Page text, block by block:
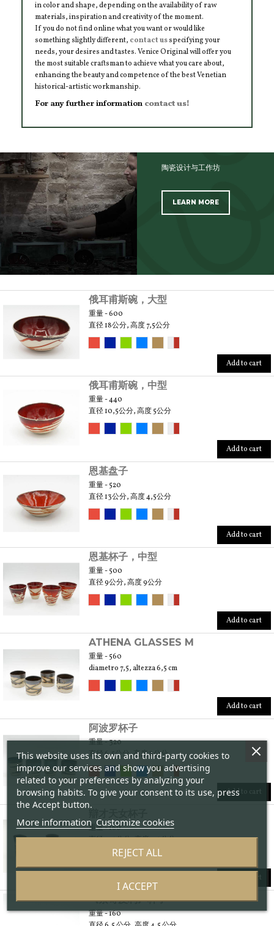
in color and shape, depending on the availability of raw
materials, inspiration and creativity of the moment.
If you do not find online what you want or would like
something slightly different, contact usspecifying your
needs, your desires and tastes. Venice Original will offer you
the most suitable craftsman to achieve what you care about,
enhancing the beauty and competence of the best Venetian
historical-artistic workmanship.
For any further information contact us!
陶瓷设计与工作坊
LEARN MORE
俄耳甫斯碗，大型
重量 - 600
直径 18公分, 高度 7,5公分
Add to cart
俄耳甫斯碗，中型
重量 - 440
直径 10,5公分, 高度 5公分
Add to cart
恩基盘子
重量 - 520
直径 13公分, 高度 4,5公分
Add to cart
恩基杯子，中型
重量 - 500
直径 9公分, 高度 9公分
Add to cart
ATHENA GLASSES M
重量 - 560
diametro 7,5, altezza 6,5 cm
Add to cart
阿波罗杯子
重量 - 320
直径 6,5公分, 高度 8公分
Add to cart
重量 - 160
直径 4,5 公分, 高度 7,5 公分
Add to cart
《索奇皮利》杯子
重量 - 160
This website uses its own and third-party cookies to
improve our services and show you advertising
related to your preferences by analyzing your
browsing habits. To give your consent to its use, press
the Accept button.
More information Customize cookies
REJECT ALL
I ACCEPT